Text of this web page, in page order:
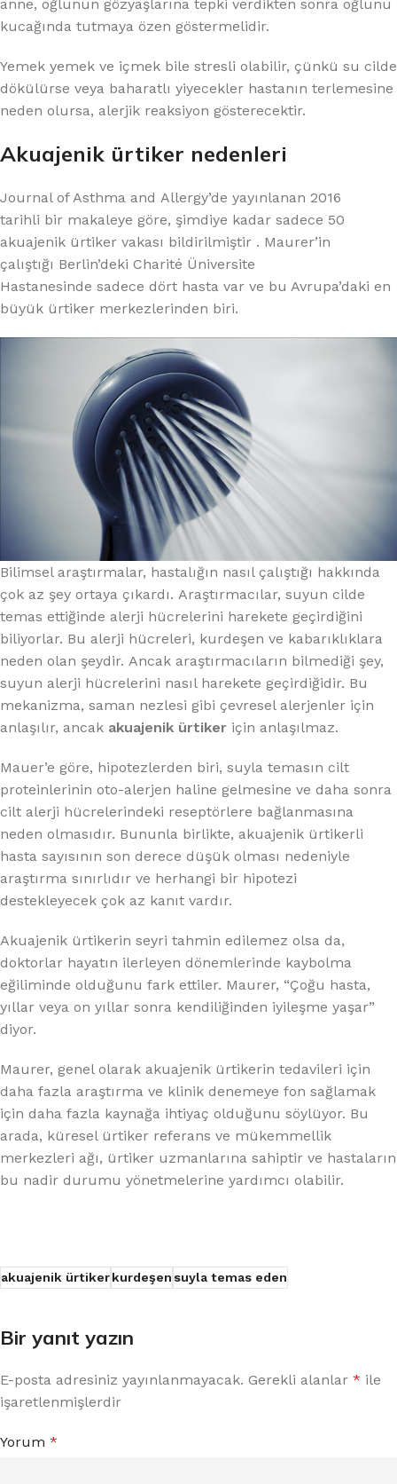
anne, oğlunun gözyaşlarına tepki verdikten sonra oğlunu
kucağında tutmaya özen göstermelidir.
Yemek yemek ve içmek bile stresli olabilir, çünkü su cilde
dökülürse veya baharatlı yiyecekler hastanın terlemesine
neden olursa, alerjik reaksiyon gösterecektir.
Akuajenik ürtiker nedenleri
Journal of Asthma and Allergy’de yayınlanan 2016
tarihli bir makaleye göre, şimdiye kadar sadece 50
akuajenik ürtiker vakası bildirilmiştir . Maurer’in
çalıştığı Berlin’deki Charité Üniversite
Hastanesinde sadece dört hasta var ve bu Avrupa’daki en
büyük ürtiker merkezlerinden biri.
Bilimsel araştırmalar, hastalığın nasıl çalıştığı hakkında
çok az şey ortaya çıkardı. Araştırmacılar, suyun cilde
temas ettiğinde alerji hücrelerini harekete geçirdiğini
biliyorlar. Bu alerji hücreleri, kurdeşen ve kabarıklıklara
neden olan şeydir. Ancak araştırmacıların bilmediği şey,
suyun alerji hücrelerini nasıl harekete geçirdiğidir. Bu
mekanizma, saman nezlesi gibi çevresel alerjenler için
anlaşılır, ancak akuajenik ürtiker için anlaşılmaz.
Mauer’e göre, hipotezlerden biri, suyla temasın cilt
proteinlerinin oto-alerjen haline gelmesine ve daha sonra
cilt alerji hücrelerindeki reseptörlere bağlanmasına
neden olmasıdır. Bununla birlikte, akuajenik ürtikerli
hasta sayısının son derece düşük olması nedeniyle
araştırma sınırlıdır ve herhangi bir hipotezi
destekleyecek çok az kanıt vardır.
Akuajenik ürtikerin seyri tahmin edilemez olsa da,
doktorlar hayatın ilerleyen dönemlerinde kaybolma
eğiliminde olduğunu fark ettiler. Maurer, “Çoğu hasta,
yıllar veya on yıllar sonra kendiliğinden iyileşme yaşar”
diyor.
Maurer, genel olarak akuajenik ürtikerin tedavileri için
daha fazla araştırma ve klinik denemeye fon sağlamak
için daha fazla kaynağa ihtiyaç olduğunu söylüyor. Bu
arada, küresel ürtiker referans ve mükemmellik
merkezleri ağı, ürtiker uzmanlarına sahiptir ve hastaların
bu nadir durumu yönetmelerine yardımcı olabilir.
akuajenik ürtikerkurdeşensuyla temas eden
Bir yanıt yazın
E-posta adresiniz yayınlanmayacak. Gerekli alanlar * ile
işaretlenmişlerdir
Yorum *